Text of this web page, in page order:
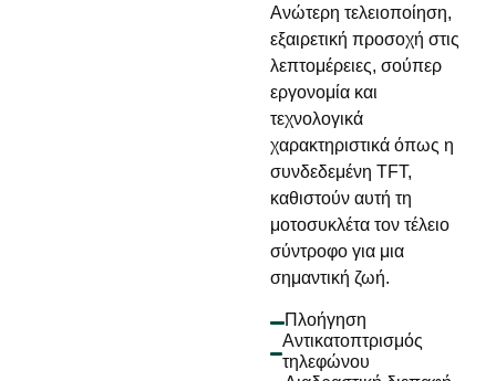
Ανώτερη τελειοποίηση,
εξαιρετική προσοχή στις
λεπτομέρειες, σούπερ
εργονομία και
τεχνολογικά
χαρακτηριστικά όπως η
συνδεδεμένη TFT,
καθιστούν αυτή τη
μοτοσυκλέτα τον τέλειο
σύντροφο για μια
σημαντική ζωή.
Πλοήγηση
Αντικατοπτρισμός
τηλεφώνου